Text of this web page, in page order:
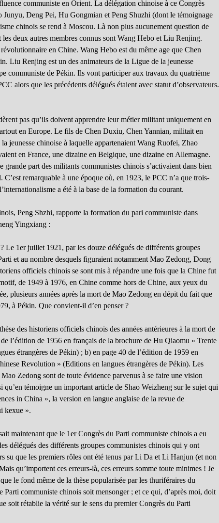
communiste en Orient. La délégation chinoise à ce Congrès
Deng Pei, Hu Gongmian et Peng Shuzhi (dont le témoignage
chinois se rend à Moscou. Là non plus aucunement question de
deux autres membres connus sont Wang Hebo et Liu Renjing.
en Chine. Wang Hebo est du même age que Chen
Liu Renjing est un des animateurs de la Ligue de la jeunesse
communiste de Pékin. Ils vont participer aux travaux du quatrième
alors que les précédents délégués étaient avec statut d’observateurs.
pas qu’ils doivent apprendre leur métier militant uniquement en
en Europe. Le fils de Chen Duxiu, Chen Yannian, militait en
jeunesse chinoise à laquelle appartenaient Wang Ruofei, Zhao
en France, une dizaine en Belgique, une dizaine en Allemagne.
part des militants communistes chinois s’activaient dans bien
remarquable à une époque où, en 1923, le PCC n’a que trois-
a été à la base de la formation du courant.
Peng Shzhi, rapporte la formation du pari communiste dans
Yingxiang :
1er juillet 1921, par les douze délégués de différents groupes
et au nombre desquels figuraient notamment Mao Zedong, Dong
officiels chinois se sont mis à répandre une fois que la Chine fut
de 1949 à 1976, en Chine comme hors de Chine, aux yeux du
plusieurs années après la mort de Mao Zedong en dépit du fait que
à Pékin. Que convient-il d’en penser ?
des historiens officiels chinois des années antérieures à la mort de
l’édition de 1956 en français de la brochure de Hu Qiaomu « Trente
étrangères de Pékin) ; b) en page 40 de l’édition de 1959 en
Revolution » (Editions en langues étrangères de Pékin). Les
Zedong sont de toute évidence parvenus à se faire une vision
témoigne un important article de Shao Weizheng sur le sujet qui
in China », la version en langue anglaise de la revue de
kexue ».
maintenant que le 1er Congrès du Parti communiste chinois a eu
délégués des différents groupes communistes chinois qui y ont
su que les premiers rôles ont été tenus par Li Da et Li Hanjun (et non
qu’importent ces erreurs-là, ces erreurs somme toute minimes ! Je
le fond même de la thèse popularisée par les thuriféraires du
Parti communiste chinois soit mensonger ; et ce qui, d’après moi, doit
soit rétablie la vérité sur le sens du premier Congrès du Parti